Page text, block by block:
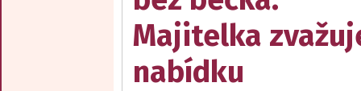
Majitelka
nabídku